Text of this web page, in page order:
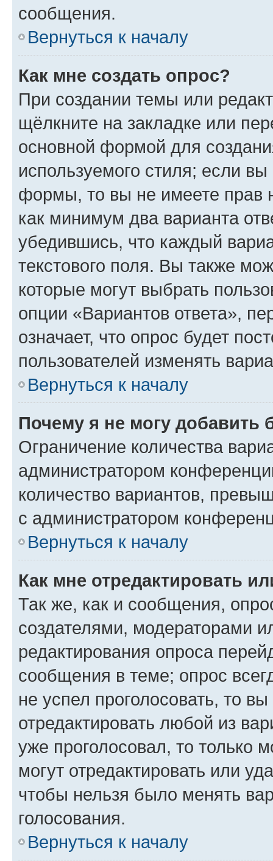
сообщения.
Вернуться к началу
Как мне создать опрос?
При создании темы или
щёлкните на закладке или
основной формой для
используемого стиля; если
формы, то вы не имеете прав
как минимум два варианта
убедившись, что каждый
текстового поля. Вы также
которые могут выбрать
опции «Вариантов ответа»,
означает, что опрос будет
пользователей изменять
Вернуться к началу
Почему я не могу добавить
Ограничение количества
администратором
количество вариантов,
с администратором
Вернуться к началу
Как мне отредактировать
Так же, как и сообщения,
создателями, модераторами
редактирования опроса
сообщения в теме; опрос
не успел проголосовать, то
отредактировать любой из
уже проголосовал, то только
могут отредактировать или
чтобы нельзя было менять
голосования.
Вернуться к началу